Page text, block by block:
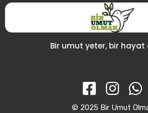
Bir umut yeter, bir hayat
© 2025 Bir Umut